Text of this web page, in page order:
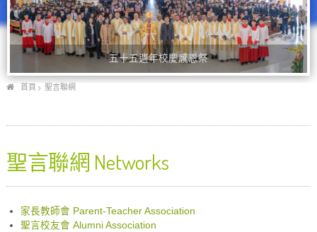
五十五週年校慶感恩祭
首頁 聖言聯網
聖言聯網 Networks
家長教師會 Parent-Teacher Association
聖言校友會 Alumni Association